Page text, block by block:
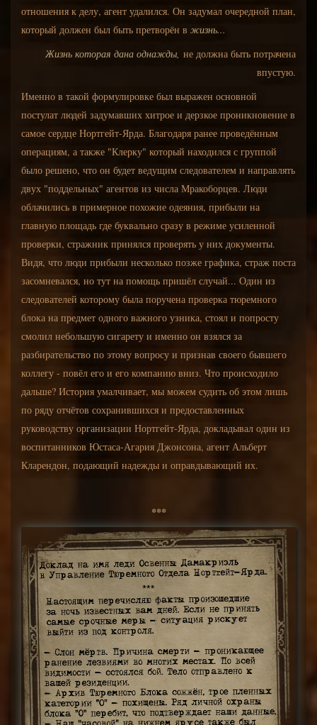
отношения к делу, агент удалился. Он задумал очередной план,
который должен был быть претворён в жизнь...
Жизнь которая дана однажды, не должна быть потрачена
впустую.
Именно в такой формулировке был выражен основной
постулат людей задумавших хитрое и дерзкое проникновение в
самое сердце Нортгейт-Ярда. Благодаря ранее проведённым
операциям, а также "Клерку" который находился с группой
было решено, что он будет ведущим следователем и направлять
двух "поддельных" агентов из числа Мракоборцев. Люди
облачились в примерное похожие одеяния, прибыли на
главную площадь где буквально сразу в режиме усиленной
проверки, стражник принялся проверять у них документы.
Видя, что люди прибыли несколько позже графика, страж поста
засомневался, но тут на помощь пришёл случай... Один из
следователей которому была поручена проверка тюремного
блока на предмет одного важного узника, стоял и попросту
смолил небольшую сигарету и именно он взялся за
разбирательство по этому вопросу и признав своего бывшего
коллегу - повёл его и его компанию вниз. Что происходило
дальше? История умалчивает, мы можем судить об этом лишь
по ряду отчётов сохранившихся и предоставленных
руководству организации Нортгейт-Ярда, докладывал один из
воспитанников Юстаса-Агария Джонсона, агент Альберт
Кларендон, подающий надежды и оправдывающий их.
***